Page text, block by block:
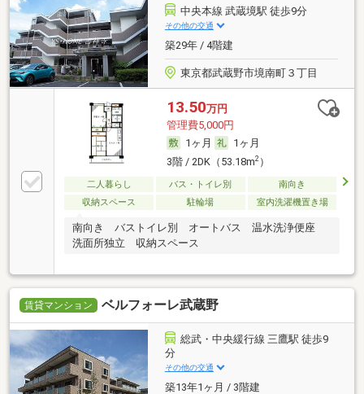
中央本線 武蔵境駅 徒歩9分
その他の交通
築29年 / 4階建
東京都武蔵野市境南町３丁目
13.50万円
管理費5,000円
1ヶ月
1ヶ月
3階 / 2DK（53.18m2）
二人暮らし バス・トイレ別
南向き
収納スペース
駐輪場 室内洗濯機置き場
南向き バストイレ別 オートバス 温水洗浄便座
洗面所独立 収納スペース
賃貸マンション ベルフォーレ武蔵野
総武・中央緩行線 三鷹駅 徒歩9
分
その他の交通
築13年1ヶ月 / 3階建